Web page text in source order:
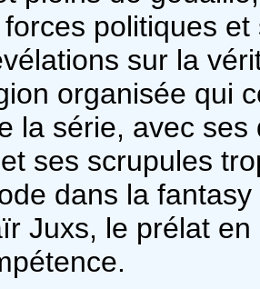
politiques
sur la
organisée qui
la série, avec
ses scrupules
dans la
Juxs, le prélat